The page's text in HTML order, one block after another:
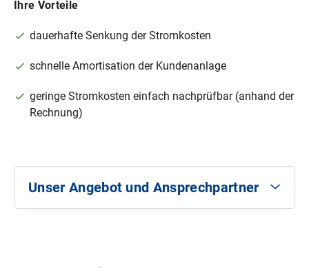
E-Mail:
Ihre Vorteile
dauerhafte Senkung der Stromkosten
schnelle Amortisation der Kundenanlage
geringe Stromkosten einfach nachprüfbar (anhand der
Rechnung)
Unser Angebot und Ansprechpartner
Unser Angebot